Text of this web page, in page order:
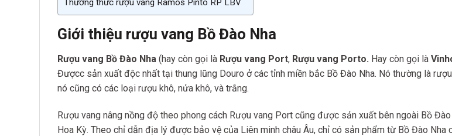
Thưởng thức rượu vang Ramos Pinto RP LBV
Giới thiệu rượu vang Bồ Đào Nha
Rượu vang Bồ Đào Nha (hay còn gọi là Rượu vang Port, Rượu vang Porto. Hay còn gọi là
Đượcc sản xuất độc nhất tại thung lũng Douro ở các tỉnh miền bắc Bồ Đào Nha. Nó thường là
nó cũng có các loại rượu khô, nửa khô, và trắng.
Rượu vang nâng nồng độ theo phong cách Rượu vang Port cũng được sản xuất bên ngoài Bồ
Hoa Kỳ. Theo chỉ dẫn địa lý được bảo vệ của Liên minh châu Âu, chỉ có sản phẩm từ Bồ Đào Nha